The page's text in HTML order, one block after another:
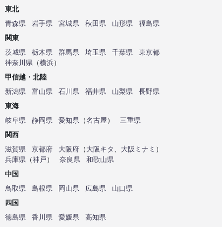
東北
青森県
岩手県 宮城県 秋田県 山形県
福島県
関東
茨城県
栃木県 群馬県 埼玉県 千葉県
東京都
神奈川県 （横浜）
甲信越・北陸
新潟県
富山県 石川県 福井県 山梨県
長野県
東海
岐阜県
静岡県 愛知県 （名古屋）
三重県
関西
滋賀県
京都府 大阪府 （大阪キタ 大阪ミナミ ）
兵庫県 （神戸） 奈良県
和歌山県
中国
鳥取県
島根県 岡山県 広島県
山口県
四国
徳島県
香川県 愛媛県
高知県